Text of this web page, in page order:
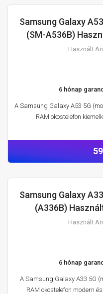
Samsung Galaxy
(SM-A536B)
Használt
6 hónap
A Samsung Galaxy A53 5G
RAM okostelefon
Samsung Galaxy
(A336B)
Használt
6 hónap
A Samsung Galaxy A33 5G
RAM okostelefon modern